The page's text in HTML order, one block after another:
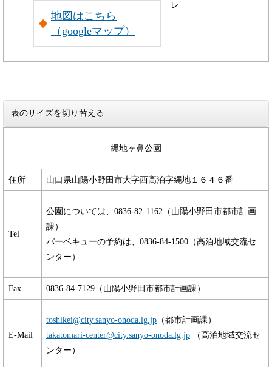
地図はこちら
（googleマップ）
レ
表のサイズを切り替える
縄地ヶ鼻公園
住所 山口県山陽小野田市大字西高泊字縄地１６４６番
Tel
公園については、0836-82-1162（山陽小野田市都市計画
課）
バーベキューの予約は、0836-84-1500（高泊地域交流セ
ンター）
Fax 0836-84-7129（山陽小野田市都市計画課）
E-Mail
toshikei@city.sanyo-onoda.lg.jp （都市計画課）
takatomari-center@city.sanyo-onoda.lg.jp （高泊地域交流セ
ンター）